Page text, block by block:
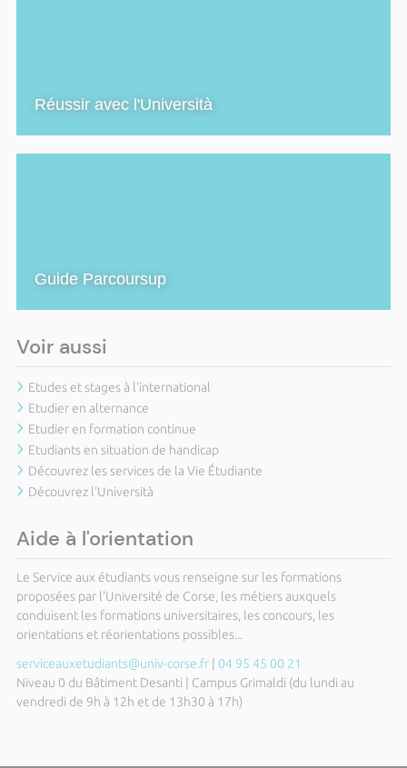
Réussir avec l'Università
Guide Parcoursup
Voir aussi
Etudes et stages à l'international
Etudier en alternance
Etudier en formation continue
Etudiants en situation de handicap
Découvrez les services de la Vie Étudiante
Découvrez l'Università
Aide à l'orientation
Le Service aux étudiants vous renseigne sur les formations
proposées par l'Université de Corse, les métiers auxquels
conduisent les formations universitaires, les concours, les
orientations et réorientations possibles...
serviceauxetudiants@univ-corse.fr| 04 95 45 00 21
Niveau 0 du Bâtiment Desanti | Campus Grimaldi (du lundi au
vendredi de 9h à 12h et de 13h30 à 17h)